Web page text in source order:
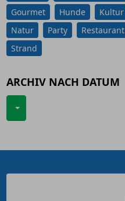
Gourmet
Hunde Kultur
Natur
Party Restaurant
Strand
ARCHIV NACH DATUM